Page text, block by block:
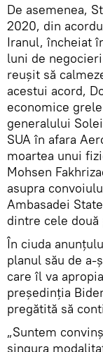
De asemenea,
2020, din
Iranul, încheiat
luni de
reușit să
acestui acord,
economice
generalului
SUA în afara
moartea unui
Mohsen
asupra
Ambasadei
dintre cele
În ciuda
planul său de
care îl va
președinția
pregătită să
„Suntem
singura